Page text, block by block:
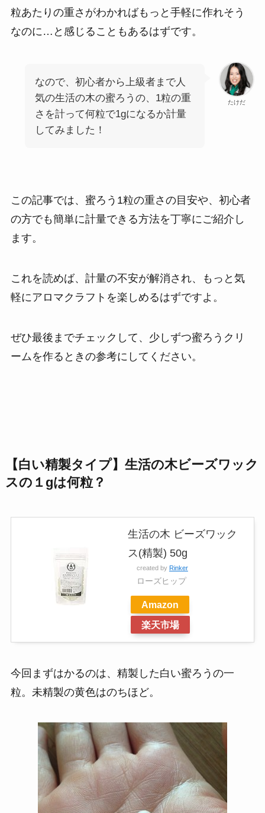
粒あたりの重さがわかればもっと手軽に作れそう
なのに…と感じることもあるはずです。
たけだ
なので、初心者から上級者まで人
気の生活の木の蜜ろうの、1粒の重
さを計って何粒で1gになるか計量
してみました！
この記事では、蜜ろう1粒の重さの目安や、初心者
の方でも簡単に計量できる方法を丁寧にご紹介し
ます。
これを読めば、計量の不安が解消され、もっと気
軽にアロマクラフトを楽しめるはずですよ。
ぜひ最後までチェックして、少しずつ蜜ろうクリ
ームを作るときの参考にしてください。
【白い精製タイプ】生活の木ビーズワック
スの１gは何粒？
生活の木 ビーズワック
ス(精製) 50g
created by Rinker
ローズヒップ
Amazon
楽天市場
今回まずはかるのは、精製した白い蜜ろうの一
粒。未精製の黄色はのちほど。